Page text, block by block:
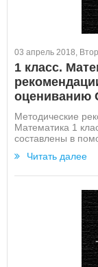
03 апрель 2018,
1 класс.
оцениванию
Методические
Математика 1
составлены в
Читать далее